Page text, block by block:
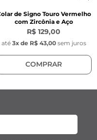
de Signo Touro Vermelho
com Zircônia e Aço
R$ 129,00
até 3x de R$ 43,00 sem juros
COMPRAR